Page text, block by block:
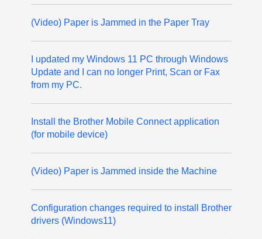
(Video) Paper is Jammed in the Paper Tray
I updated my Windows 11 PC through Windows
Update and I can no longer Print, Scan or Fax
from my PC.
Install the Brother Mobile Connect application
(for mobile device)
(Video) Paper is Jammed inside the Machine
Configuration changes required to install Brother
drivers (Windows11)